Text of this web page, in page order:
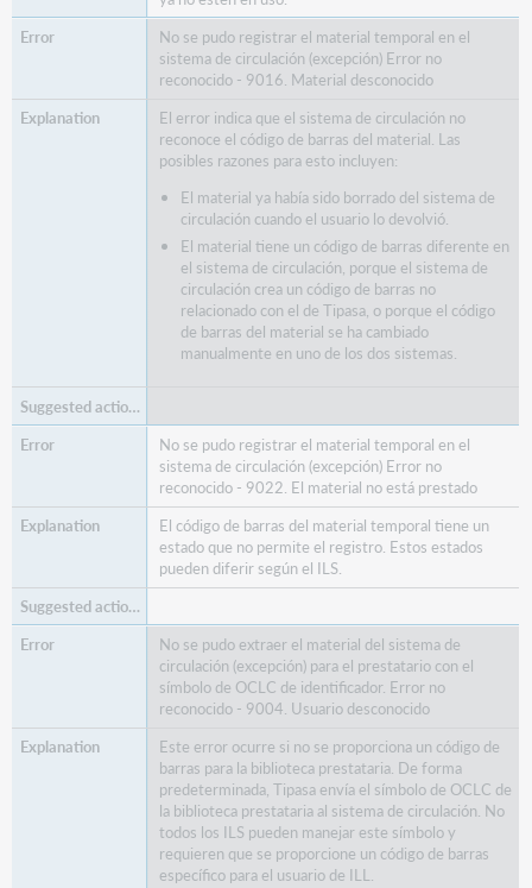
No se pudo registrar el material temporal en el
sistema de circulación (excepción) Error no
reconocido - 9016. Material desconocido
El error indica que el sistema de circulación no
reconoce el código de barras del material. Las
posibles razones para esto incluyen:
El material ya había sido borrado del sistema de
circulación cuando el usuario lo devolvió.
El material tiene un código de barras diferente en
el sistema de circulación, porque el sistema de
circulación crea un código de barras no
relacionado con el de Tipasa, o porque el código
de barras del material se ha cambiado
manualmente en uno de los dos sistemas.
No se pudo registrar el material temporal en el
sistema de circulación (excepción) Error no
reconocido - 9022. El material no está prestado
El código de barras del material temporal tiene un
estado que no permite el registro. Estos estados
pueden diferir según el ILS.
No se pudo extraer el material del sistema de
circulación (excepción) para el prestatario con el
símbolo de OCLC de identificador. Error no
reconocido - 9004. Usuario desconocido
Este error ocurre si no se proporciona un código de
barras para la biblioteca prestataria. De forma
predeterminada, Tipasa envía el símbolo de OCLC de
la biblioteca prestataria al sistema de circulación. No
todos los ILS pueden manejar este símbolo y
requieren que se proporcione un código de barras
específico para el usuario de ILL.